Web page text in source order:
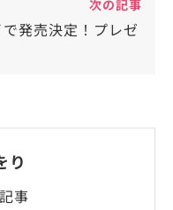
次の記事
発売決定！プレゼ
り
記事